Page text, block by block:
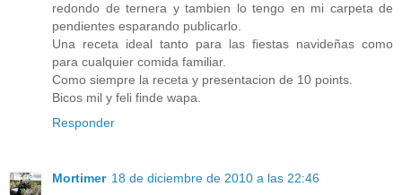
redondo de ternera y tambien lo tengo en mi carpeta de
pendientes esparando publicarlo.
Una receta ideal tanto para las fiestas navideñas como
para cualquier comida familiar.
Como siempre la receta y presentacion de 10 points.
Bicos mil y feli finde wapa.
Responder
Mortimer 18 de diciembre de 2010 a las 22:46